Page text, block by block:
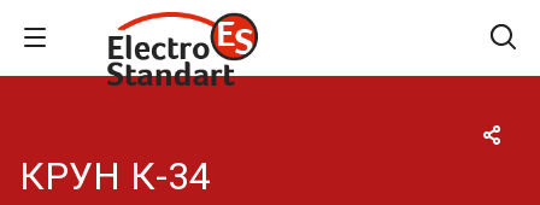
КРУН К-34